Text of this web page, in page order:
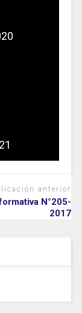
anterior
N°205-
2017